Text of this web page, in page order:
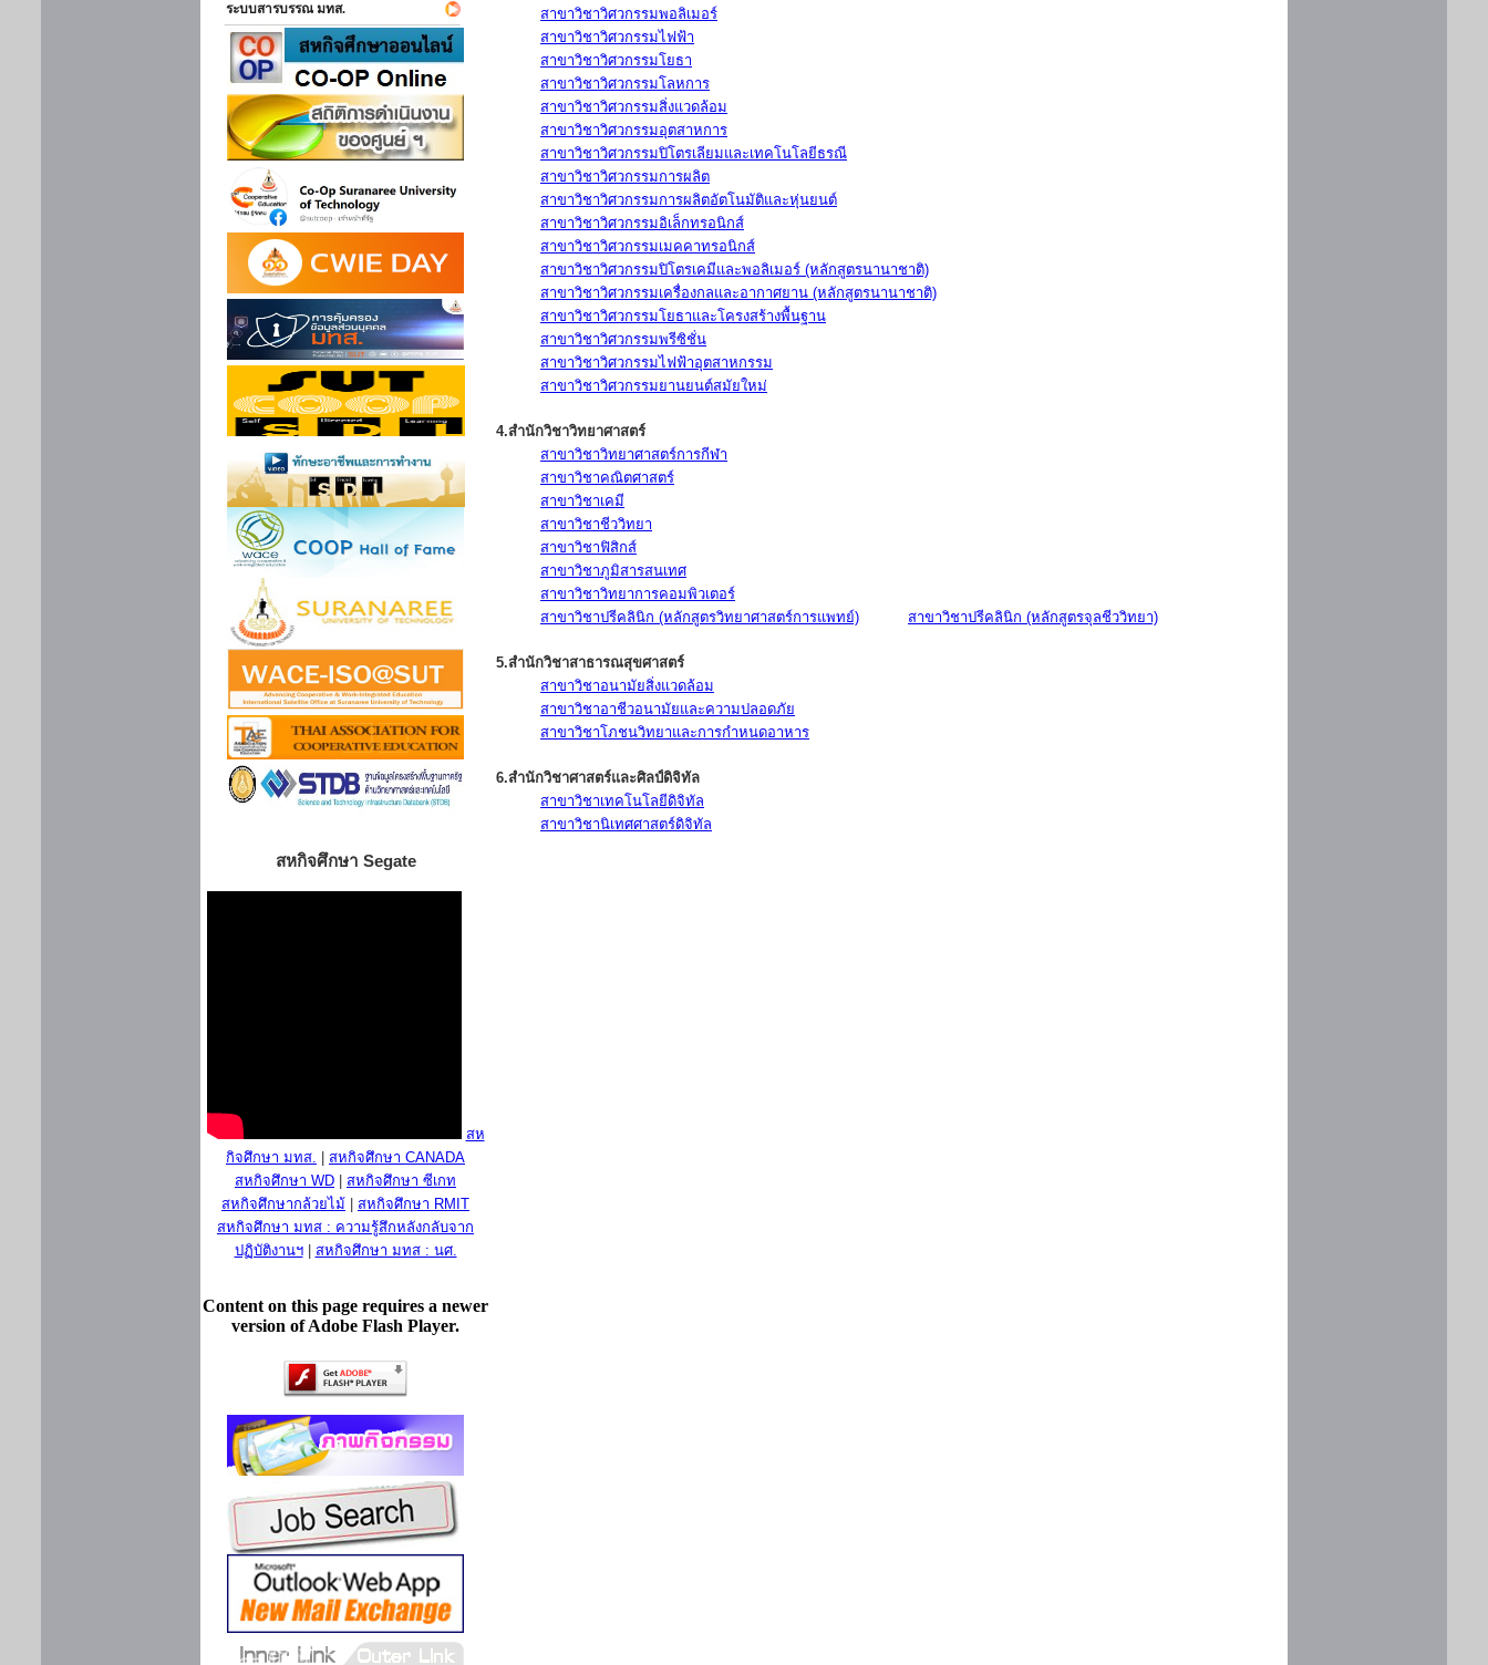
ระบบสารบรรณ มทส.
สหกิจศึกษา Segate
สห
กิจศึกษา มทส.
สหกิจศึกษา CANADA
สหกิจศึกษา WD
สหกิจศึกษา ซีเกท
สหกิจศึกษากล้วยไม้
สหกิจศึกษา RMIT
สหกิจศึกษา มทส : ความรู้สึกหลังกลับจาก
ปฏิบัติงานฯ| สหกิจศึกษา มทส : นศ.
Content on this page requires a newer
version of Adobe Flash Player.
สาขาวิชาวิศวกรรมพอลิเมอร์
สาขาวิชาวิศวกรรมไฟฟ้า
สาขาวิชาวิศวกรรมโยธา
สาขาวิชาวิศวกรรมโลหการ
สาขาวิชาวิศวกรรมสิ่งแวดล้อม
สาขาวิชาวิศวกรรมอุตสาหการ
สาขาวิชาวิศวกรรมปิโตรเลียมและเทคโนโลยีธรณี
สาขาวิชาวิศวกรรมการผลิต
สาขาวิชาวิศวกรรมการผลิตอัตโนมัติและหุ่นยนต์
สาขาวิชาวิศวกรรมอิเล็กทรอนิกส์
สาขาวิชาวิศวกรรมเมคคาทรอนิกส์
สาขาวิชาวิศวกรรมปิโตรเคมีและพอลิเมอร์ (หลักสูตรนานาชาติ)
สาขาวิชาวิศวกรรมเครื่องกลและอากาศยาน (หลักสูตรนานาชาติ)
สาขาวิชาวิศวกรรมโยธาและโครงสร้างพื้นฐาน
สาขาวิชาวิศวกรรมพรีซิชั่น
สาขาวิชาวิศวกรรมไฟฟ้าอุตสาหกรรม
สาขาวิชาวิศวกรรมยานยนต์สมัยใหม่
4.สำนักวิชาวิทยาศาสตร์
สาขาวิชาวิทยาศาสตร์การกีฬา
สาขาวิชาคณิตศาสตร์
สาขาวิชาเคมี
สาขาวิชาชีววิทยา
สาขาวิชาฟิสิกส์
สาขาวิชาภูมิสารสนเทศ
สาขาวิชาวิทยาการคอมพิวเตอร์
สาขาวิชาปรีคลินิก (หลักสูตรวิทยาศาสตร์การแพทย์)
สาขาวิชาปรีคลินิก (หลักสูตรจุลชีววิทยา)
5.สำนักวิชาสาธารณสุขศาสตร์
สาขาวิชาอนามัยสิ่งแวดล้อม
สาขาวิชาอาชีวอนามัยและความปลอดภัย
สาขาวิชาโภชนวิทยาและการกำหนดอาหาร
6.สำนักวิชาศาสตร์และศิลป์ดิจิทัล
สาขาวิชาเทคโนโลยีดิจิทัล
สาขาวิชานิเทศศาสตร์ดิจิทัล